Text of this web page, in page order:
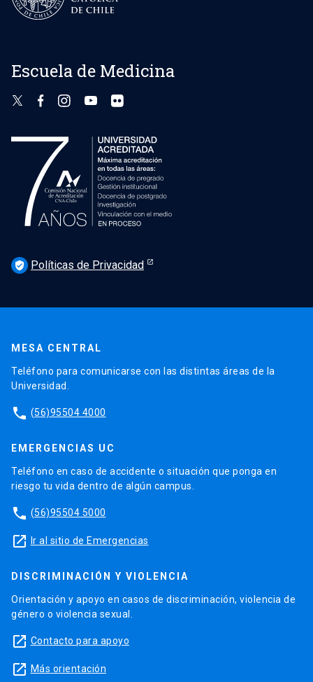
Escuela de Medicina
verified_user Políticas de Privacidad
MESA CENTRAL
Teléfono para comunicarse con las distintas áreas de la
Universidad.
phone (56)95504 4000
EMERGENCIAS UC
Teléfono en caso de accidente o situación que ponga en
riesgo tu vida dentro de algún campus.
phone (56)95504 5000
launch Ir al sitio de Emergencias
DISCRIMINACIÓN Y VIOLENCIA
Orientación y apoyo en casos de discriminación, violencia de
género o violencia sexual.
launch Contacto para apoyo
launch Más orientación